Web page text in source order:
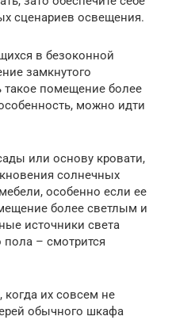
сценариев освещения.
в безоконной
замкнутого
такое помещение более
можно идти
или основу кровати,
солнечных
особенно если ее
более светлым и
источники света
– смотрится
их совсем не
обычного шкафа